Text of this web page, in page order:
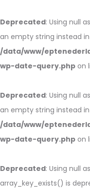
Deprecated: Using null
an empty string instead in
/data/www/
wp-date-query.php on
Deprecated: Using null
an empty string instead in
/data/www/
wp-date-query.php on
Deprecated: Using null
array_key_exists() is